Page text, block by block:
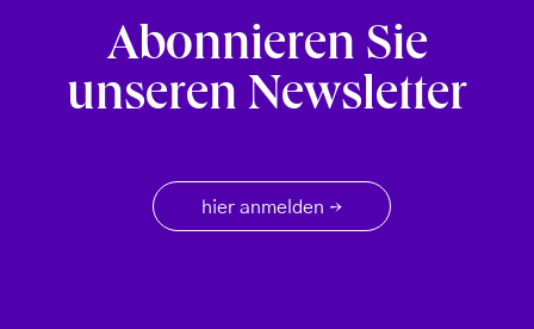
Abonnieren Sie
unseren Newsletter
hier anmelden →